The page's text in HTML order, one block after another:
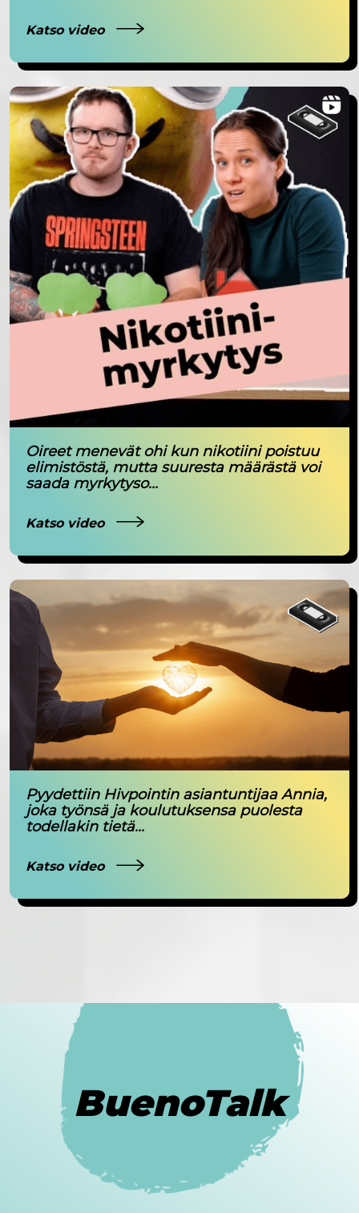
Katso video
Oireet menevät ohi kun nikotiini poistuu
elimistöstä, mutta suuresta määrästä voi
saada myrkytyso...
Katso video
Pyydettiin Hivpointin asiantuntijaa Annia,
joka työnsä ja koulutuksensa puolesta
todellakin tietä...
Katso video
BuenoTalk